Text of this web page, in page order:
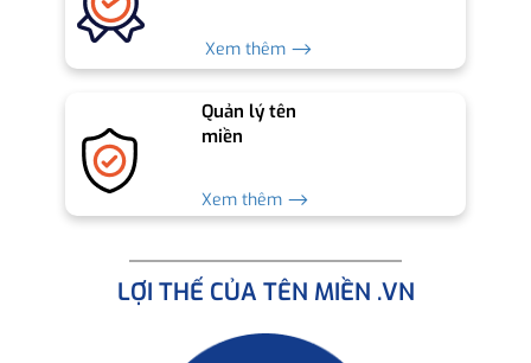
Xem thêm ⟶
Quản lý tên
miền
Xem thêm ⟶
LỢI THẾ CỦA TÊN MIỀN .VN